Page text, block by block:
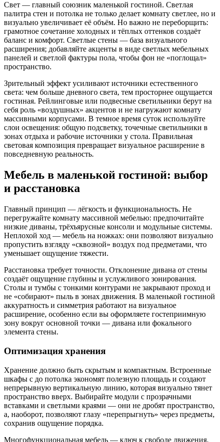
Свет — главный союзник маленькой гостиной. Светлая
палитра стен и потолка не только делает комнату светлее, но и
визуально увеличивает её объём. Но важно не переборщить:
грамотное сочетание холодных и тёплых оттенков создаёт
баланс и комфорт. Светлые стены — база визуального
расширения; добавляйте акценты в виде светлых мебельных
панелей и светлой фактуры пола, чтобы фон не «поглощал»
пространство.
Зрительный эффект усиливают источники естественного
света: чем больше дневного света, тем просторнее ощущается
гостиная. Рейлинговые или подвесные светильники берут на
себя роль «воздушных» акцентов и не нагружают комнату
массивными корпусами. В темное время суток используйте
слои освещения: общую подсветку, точечные светильники в
зонах отдыха и рабочие источники у стола. Правильная
световая композиция превращает визуальное расширение в
повседневную реальность.
Мебель в маленькой гостиной: выбор
и расстановка
Главный принцип — лёгкость и функциональность. Не
перегружайте комнату массивной мебелью: предпочитайте
низкие диваны, трёхъярусные консоли и модульные системы.
Неплохой ход — мебель на ножках: они позволяют визуально
пропустить взгляду «сквозной» воздух под предметами, что
уменьшает ощущение тяжести.
Расстановка требует точности. Отклонение дивана от стены
создаёт ощущение глубины и услужливого зонирования.
Столы и тумбы с тонкими контурами не закрывают проход и
не «собирают» пыль в зонах движения. В маленькой гостиной
аккуратность и симметрия работают на визуальное
расширение, особенно если вы оформляете гостеприимную
зону вокруг основной точки — дивана или фокального
элемента стены.
Оптимизация хранения
Хранение должно быть скрытым и компактным. Встроенные
шкафы с до потолка экономят полезную площадь и создают
непрерывную вертикальную линию, которая визуально тянет
пространство вверх. Выбирайте модули с прозрачными
вставками и светлыми краями — они не дробят пространство,
а, наоборот, позволяют глазу «перепрыгнуть» через предметы,
сохранив ощущение порядка.
Многофункциональная мебель — ключ к свободе движения.